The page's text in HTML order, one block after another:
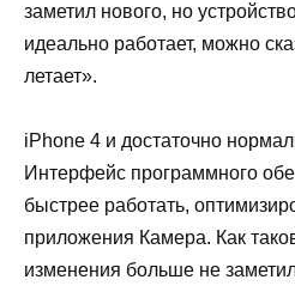
заметил нового, но
идеально работает, можно
летает».
iPhone 4 и достаточно
Интерфейс программного
быстрее работать,
приложения Камера. Как
изменения больше не